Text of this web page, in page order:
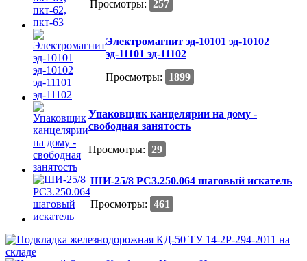
Просмотры: 257
Электромагнит эд-10101 эд-10102
эд-11101 эд-11102
Просмотры:
1899
Упаковщик канцелярии на дому -
свободная занятость
Просмотры: 29
ШИ-25/8 РС3.250.064 шаговый искатель
Просмотры: 461